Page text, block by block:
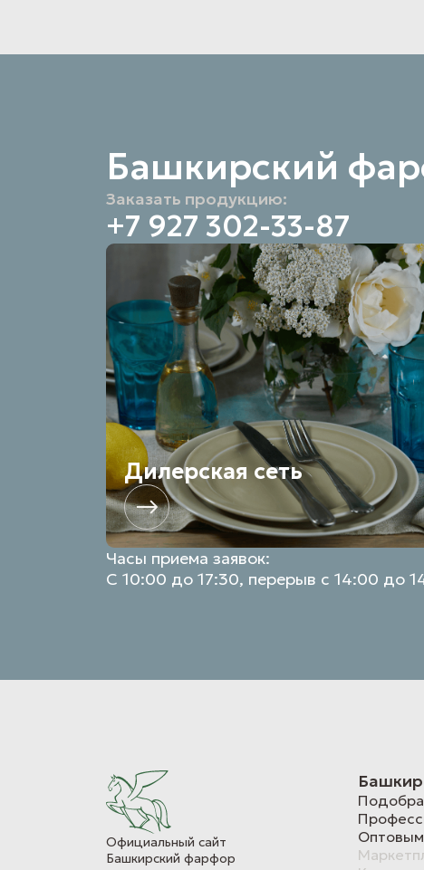
Башкирский
Заказать продукцию:
+7 927 302-33-87
Дилерская сеть
Часы приема заявок:
С 10:00 до 17:30, перерыв с 14:00 до
Официальный сайт
Башкирский фарфор